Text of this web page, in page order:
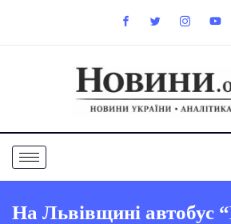
На Львівщині автобус